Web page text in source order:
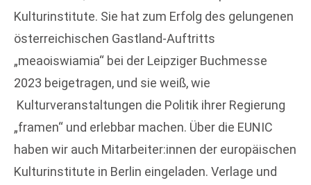
Kulturinstitute. Sie hat zum Erfolg des gelungenen
österreichischen Gastland-Auftritts
„meaoiswiamia“ bei der Leipziger Buchmesse
2023 beigetragen, und sie weiß, wie
Kulturveranstaltungen die Politik ihrer Regierung
„framen“ und erlebbar machen. Über die EUNIC
haben wir auch Mitarbeiter:innen der europäischen
Kulturinstitute in Berlin eingeladen. Verlage und